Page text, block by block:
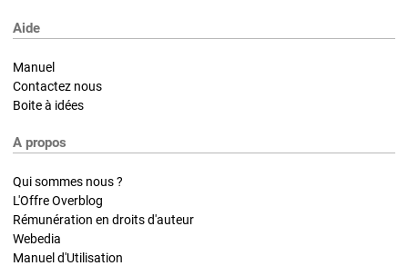
Aide
Manuel
Contactez nous
Boite à idées
A propos
Qui sommes nous ?
L'Offre Overblog
Rémunération en droits d'auteur
Webedia
Manuel d'Utilisation